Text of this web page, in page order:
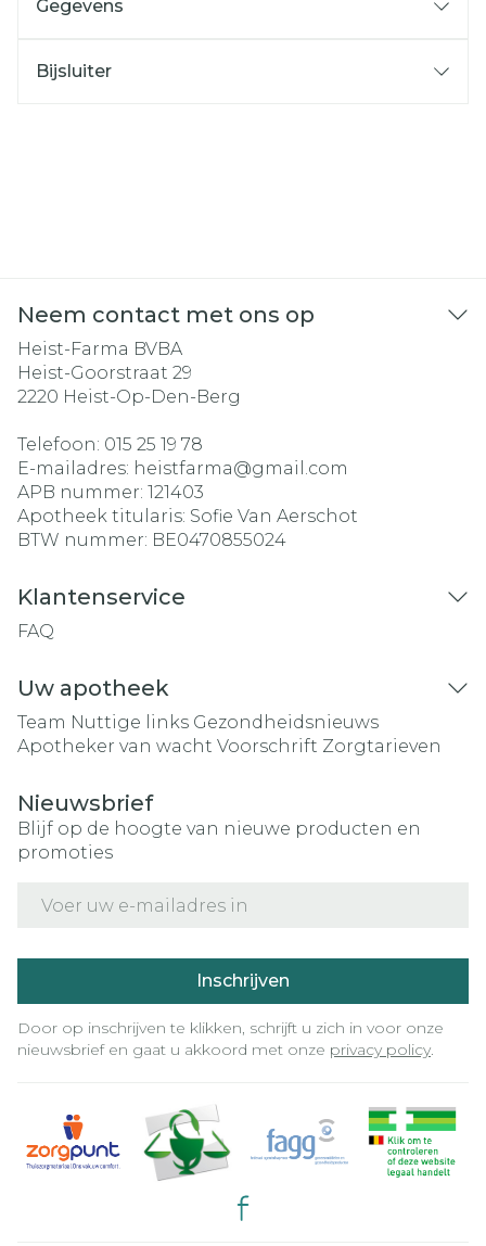
Gegevens
Bijsluiter
Neem contact met ons op
Heist-Farma BVBA
Heist-Goorstraat 29
2220 Heist-Op-Den-Berg
Telefoon: 015 25 19 78
E-mailadres: heistfarma@gmail.com
APB nummer: 121403
Apotheek titularis: Sofie Van Aerschot
BTW nummer: BE0470855024
Klantenservice
FAQ
Uw apotheek
Team Nuttige links Gezondheidsnieuws
Apotheker van wacht Voorschrift Zorgtarieven
Nieuwsbrief
Blijf op de hoogte van nieuwe producten en
promoties
Inschrijven
Door op inschrijven te klikken, schrijft u zich in voor onze
nieuwsbrief en gaat u akkoord met onze privacy policy.